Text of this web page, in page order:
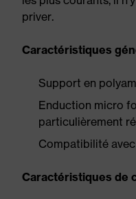
priver.
Caractéristiques
Support en
Enduction micro
particulièrement
Compatibilité
Caractéristiques de